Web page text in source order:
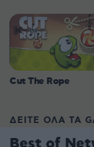
Cut The Rope
ΔΕΙΤΕ ΟΛΑ ΤΑ